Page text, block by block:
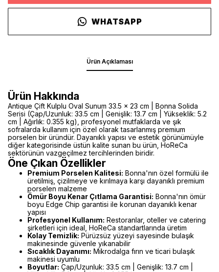
WHATSAPP
Ürün Açıklaması
Ürün Hakkında
Antique Çift Kulplu Oval Sunum 33.5 x 23 cm | Bonna Solida
Serisi (Çap/Uzunluk: 33.5 cm | Genişlik: 13.7 cm | Yükseklik: 5.2
cm | Ağırlık: 0.355 kg), profesyonel mutfaklarda ve şık
sofralarda kullanım için özel olarak tasarlanmış premium
porselen bir üründür. Dayanıklı yapısı ve estetik görünümüyle
diğer kategorisinde üstün kalite sunan bu ürün, HoReCa
sektörünün vazgeçilmez tercihlerinden biridir.
Öne Çıkan Özellikler
Premium Porselen Kalitesi: Bonna'nın özel formülü ile
üretilmiş, çizilmeye ve kırılmaya karşı dayanıklı premium
porselen malzeme
Ömür Boyu Kenar Çıtlama Garantisi: Bonna'nın ömür
boyu Edge Chip garantisi ile korunan dayanıklı kenar
yapısı
Profesyonel Kullanım: Restoranlar, oteller ve catering
şirketleri için ideal, HoReCa standartlarında üretim
Kolay Temizlik: Pürüzsüz yüzeyi sayesinde bulaşık
makinesinde güvenle yıkanabilir
Sıcaklık Dayanımı: Mikrodalga fırın ve ticari bulaşık
makinesi uyumlu
Boyutlar: Çap/Uzunluk: 33.5 cm | Genişlik: 13.7 cm |